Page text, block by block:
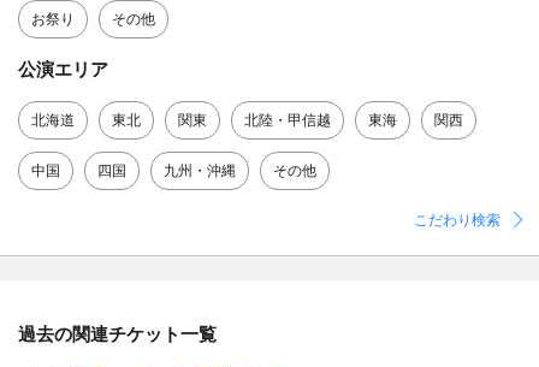
お祭り その他
公演エリア
北海道 東北 関東 北陸・甲信越 東海 関西
中国 四国 九州・沖縄 その他
こだわり検索
過去の関連チケット一覧